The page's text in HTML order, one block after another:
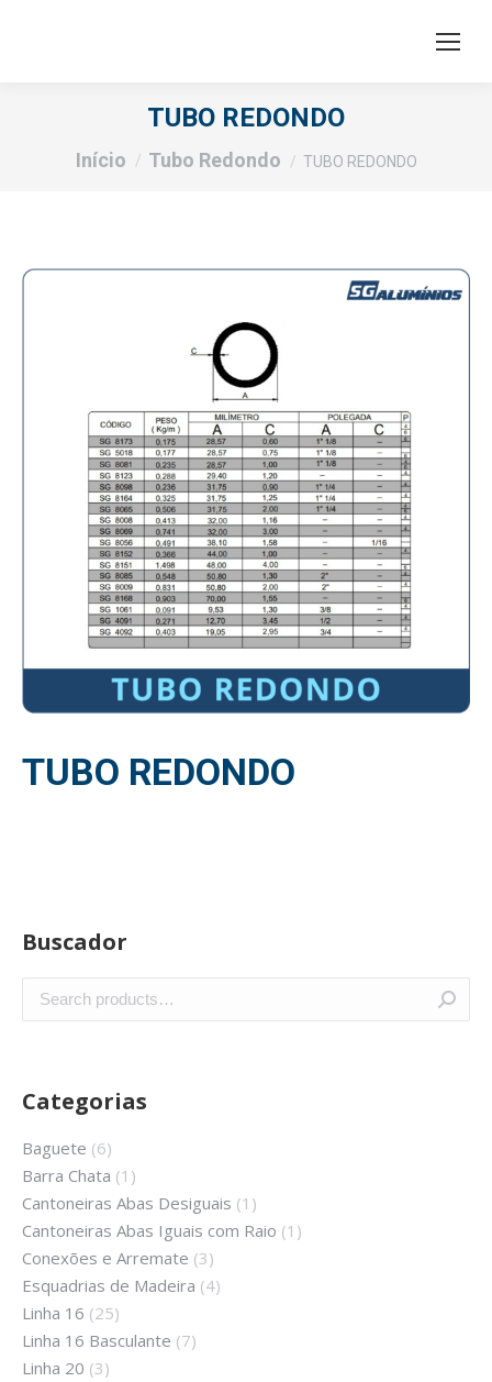
TUBO REDONDO
Você está aqui:
Início Tubo Redondo TUBO REDONDO
TUBO REDONDO
Buscador
Categorias
Baguete (6)
Barra Chata (1)
Cantoneiras Abas Desiguais (1)
Cantoneiras Abas Iguais com Raio (1)
Conexões e Arremate (3)
Esquadrias de Madeira (4)
Linha 16 (25)
Linha 16 Basculante (7)
Linha 20 (3)